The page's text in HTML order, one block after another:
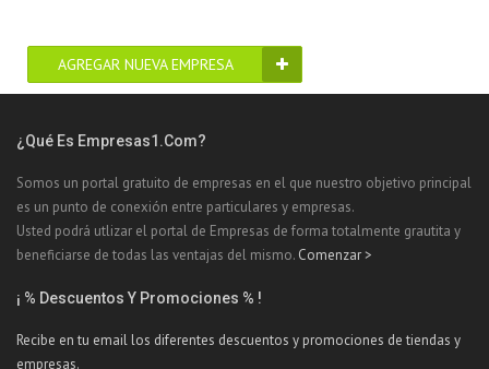
AGREGAR NUEVA EMPRESA
¿Qué Es Empresas1.com?
Somos un portal gratuito de empresas en el que nuestro objetivo principal
es un punto de conexión entre particulares y empresas.
Usted podrá utlizar el portal de Empresas de forma totalmente grautita y
beneficiarse de todas las ventajas del mismo. Comenzar >
¡ % Descuentos Y Promociones % !
Recibe en tu email los diferentes descuentos y promociones de tiendas y
empresas.